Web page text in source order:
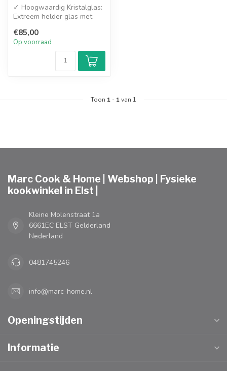
✓ Hoogwaardig Kristalglas:
Extreem helder glas met
...
€85,00
Op voorraad
Toon 1 - 1van 1
Marc Cook & Home | Webshop | Fysieke
kookwinkel in Elst |
Kleine Molenstraat 1a
6661EC ELST Gelderland
Nederland
0481745246
info@marc-home.nl
Openingstijden
Informatie